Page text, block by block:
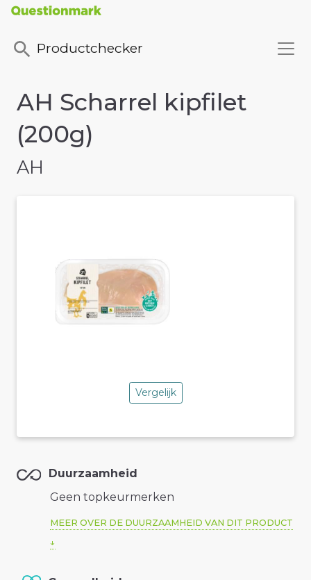
Productchecker
AH Scharrel kipfilet
(200g)
AH
Vergelijk
Duurzaamheid
Geen topkeurmerken
MEER OVER DE DUURZAAMHEID VAN DIT PRODUCT